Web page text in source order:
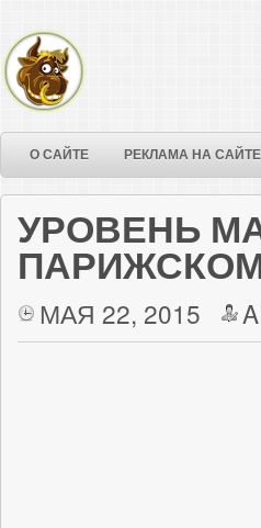
О САЙТЕ РЕКЛАМА НА САЙТЕ
УРОВЕНЬ
МАЯ 22, 2015